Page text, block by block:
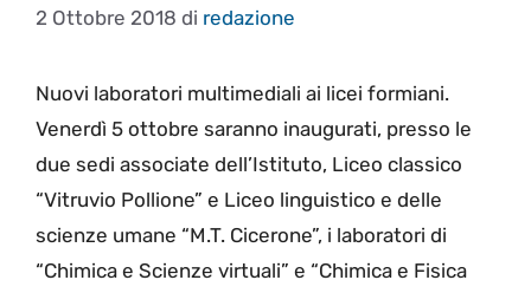
2 Ottobre 2018 di redazione
Nuovi laboratori multimediali ai licei formiani.
Venerdì 5 ottobre saranno inaugurati, presso le
due sedi associate dell’Istituto, Liceo classico
“Vitruvio Pollione” e Liceo linguistico e delle
scienze umane “M.T. Cicerone”, i laboratori di
“Chimica e Scienze virtuali” e “Chimica e Fisica